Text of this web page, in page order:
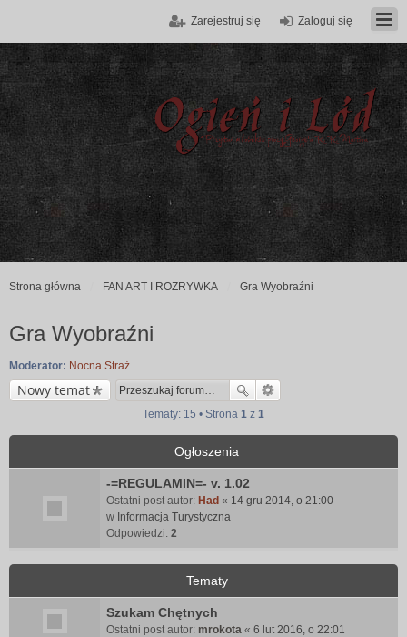
Zaloguj się
Zarejestruj się
Strona główna FAN ART I ROZRYWKA Gra Wyobraźni
Gra Wyobraźni
Moderator: Nocna Straż
Nowy temat
Tematy: 15 • Strona 1 z 1
Ogłoszenia
-=REGULAMIN=- v. 1.02
Ostatni post autor: Had « 14 gru 2014, o 21:00
w Informacja Turystyczna
Odpowiedzi: 2
Tematy
Szukam Chętnych
Ostatni post autor: mrokota « 6 lut 2016, o 22:01